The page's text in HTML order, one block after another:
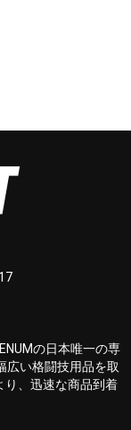
の日本唯一の専
広い格闘技用品を取
り、迅速な商品到着